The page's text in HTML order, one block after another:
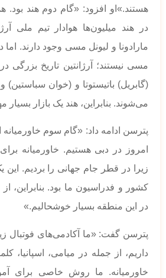
هستند.»‌او افزود: «گام دوم هند بود.
در هند میلیون‌ها هوادار تیم ملی
مارادونا و لیونل مسی وجود دارند. اما
مسی نیستند؛ آرژانتین تاریخ بزرگی در
(گابریل) باتیستوتا و (خوان سباستین)
می‌شوند. بنابراین، هند یک بازار
پترسن ادامه داد: «گام سوم
امروز در دبی هستیم. خاورمیانه
زیرا در قطر جام جهانی را بردیم.
کشور و فدراسیون ما بود. بنابراین، از
در این منطقه بسیار خوشحالیم.»
پترسن گفت: «ما آکادمی‌های فوتبال
داریم، از جمله در میامی، اسپانیا،
خاورمیانه. ما روش خاصی برای